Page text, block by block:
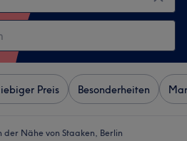
Preis Besonderheiten
der Nähe von Staaken, Berlin